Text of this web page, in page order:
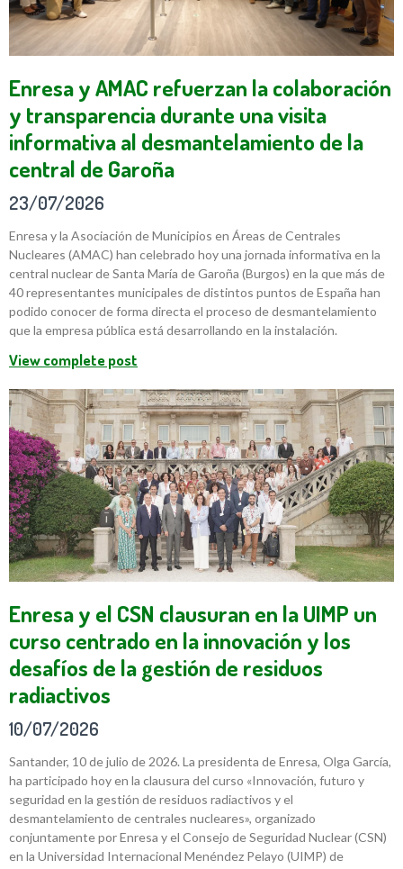
Enresa y AMAC refuerzan la colaboración
y transparencia durante una visita
informativa al desmantelamiento de la
central de Garoña
23/07/2026
Enresa y la Asociación de Municipios en Áreas de Centrales
Nucleares (AMAC) han celebrado hoy una jornada informativa en la
central nuclear de Santa María de Garoña (Burgos) en la que más de
40 representantes municipales de distintos puntos de España han
podido conocer de forma directa el proceso de desmantelamiento
que la empresa pública está desarrollando en la instalación.
View complete post
Enresa y el CSN clausuran en la UIMP un
curso centrado en la innovación y los
desafíos de la gestión de residuos
radiactivos
10/07/2026
Santander, 10 de julio de 2026. La presidenta de Enresa, Olga García,
ha participado hoy en la clausura del curso «Innovación, futuro y
seguridad en la gestión de residuos radiactivos y el
desmantelamiento de centrales nucleares», organizado
conjuntamente por Enresa y el Consejo de Seguridad Nuclear (CSN)
en la Universidad Internacional Menéndez Pelayo (UIMP) de